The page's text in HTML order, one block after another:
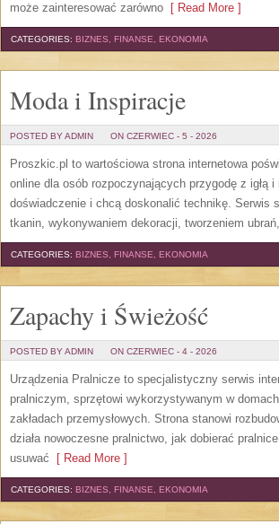
może zainteresować zarówno [ Read More ]
CATEGORIES: BIZNES, FINANSE, EKONOMIA
Moda i Inspiracje
POSTED BY ADMIN ON CZERWIEC - 5 - 2026
Proszkic.pl to wartościowa strona internetowa
online dla osób rozpoczynających przygodę z
doświadczenie i chcą doskonalić technikę.
tkanin, wykonywaniem dekoracji, tworzeniem ubrań,
CATEGORIES: BIZNES, FINANSE, EKONOMIA
Zapachy i Świeżość
POSTED BY ADMIN ON CZERWIEC - 4 - 2026
Urządzenia Pralnicze to specjalistyczny serwis
pralniczym, sprzętowi wykorzystywanym w
zakładach przemysłowych. Strona stanowi
działa nowoczesne pralnictwo, jak dobierać
usuwać [ Read More ]
CATEGORIES: BIZNES, FINANSE, EKONOMIA